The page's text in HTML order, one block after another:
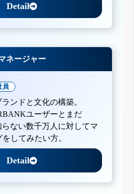
Detail
ネージャー
員
ンドと文化の構築。
ユーザーとまだ
ない数千万人に対してマ
してみたい方。
Detail